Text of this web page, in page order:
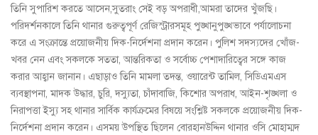
তিনি সুপারিশ করতে আসেন,সুতরাং সেই বড় অপরাধী,আমরা তাদের খুঁজছি।
পরিদর্শনকালে তিনি থানার গুরুত্বপূর্ণ রেজিস্ট্রারসমূহ পুঙ্খানুপুঙ্খভাবে পর্যালোচনা
করে এ সংক্রান্তে প্রয়োজনীয় দিক-নির্দেশনা প্রদান করেন। পুলিশ সদস্যদের খোঁজ-
খবর নেন এবং সকলকে সততা, আন্তরিকতা ও সর্বোচ্চ পেশাদারিত্বের সঙ্গে কাজ
করার আহ্বান জানান। এছাড়াও তিনি মামলা তদন্ত, ওয়ারেন্ট তামিল, সিডিএমএস
ব্যবস্থাপনা, মাদক উদ্ধার, চুরি, দস্যুতা, চাঁদাবাজি, কিশাের অপরাধ, আইন-শৃঙ্খলা ও
নিরাপত্তা ইস্যু সহ থানার সার্বিক কার্যক্রমের বিষয়ে সংশ্লিষ্ট সকলকে প্রয়োজনীয় দিক-
নির্দেশনা প্রদান করেন। এসময় উপস্থিত ছিলেন বোরহানউদ্দিন থানার ওসি মোহাম্মদ